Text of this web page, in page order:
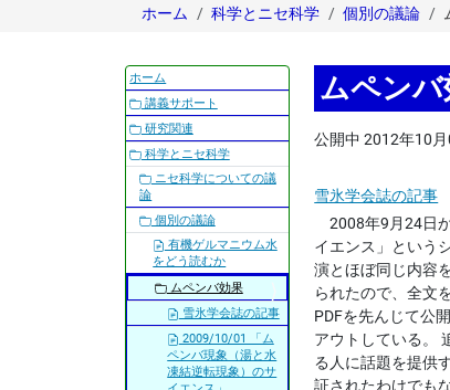
ホーム 科学とニセ科学 個別の議論
ムペンバ
公開中 2012年10月
雪氷学会誌の記事
2008年9月24日
イエンス」という
演とほぼ同じ内容
られたので、全文
PDFを先んじて公
アウトしている。
る人に話題を提供
証されたわけでも
ナ
ビ
ゲ
ー
シ
ョ
ン
ホーム
講義サポート
研究関連
科学とニセ科学
ニセ科学についての議
論
個別の議論
有機ゲルマニウム水
をどう読むか
ムペンバ効果
雪氷学会誌の記事
2009/10/01 「ム
ペンバ現象（湯と水
凍結逆転現象）のサ